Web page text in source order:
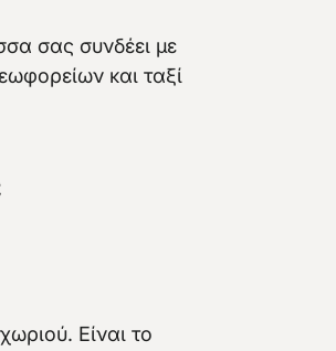
σας συνδέει με
και ταξί
Είναι το